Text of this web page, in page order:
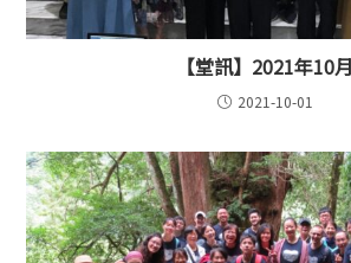
【堂訊】2021年10月
2021-10-01